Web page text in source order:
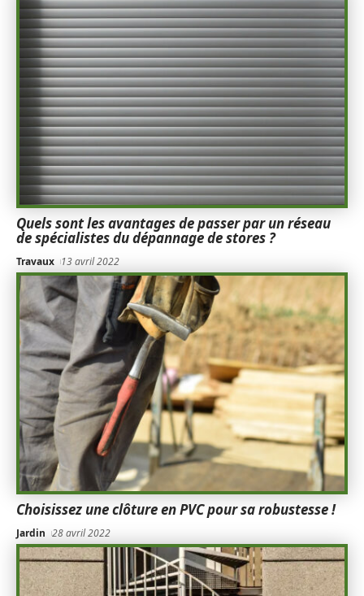
Quels sont les avantages de passer par un réseau
de spécialistes du dépannage de stores ?
Travaux 13 avril 2022
Choisissez une clôture en PVC pour sa robustesse !
Jardin 28 avril 2022